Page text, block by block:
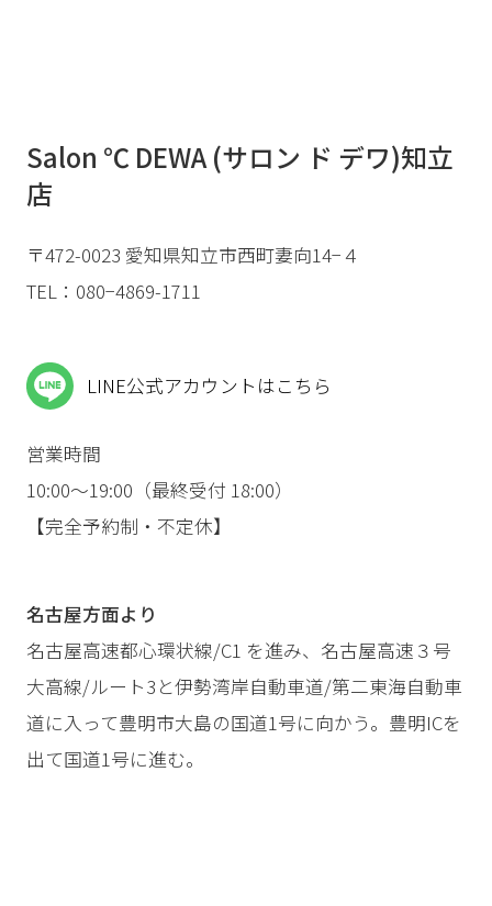
Salon ℃ DEWA (サロン ド デワ)知立
店
〒472-0023 愛知県知立市西町妻向14−４
TEL：080−4869-1711
LINE公式アカウントはこちら
営業時間
10:00〜19:00（最終受付 18:00）
【完全予約制・不定休】
名古屋方面より
名古屋高速都心環状線/C1 を進み、名古屋高速３号
大高線/ルート3と伊勢湾岸自動車道/第二東海自動車
道に入って豊明市大島の国道1号に向かう。豊明ICを
出て国道1号に進む。